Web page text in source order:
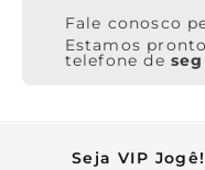
Estamos
telefone de
Seja VIP Jogê!